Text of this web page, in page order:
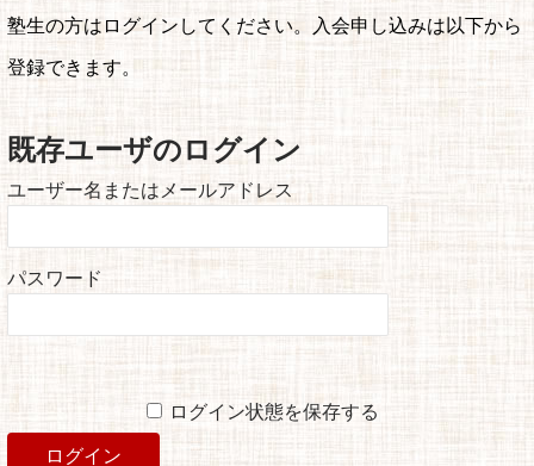
塾生の方はログインしてください。入会申し込みは以下から
登録できます。
既存ユーザのログイン
ユーザー名またはメールアドレス
パスワード
ログイン状態を保存する